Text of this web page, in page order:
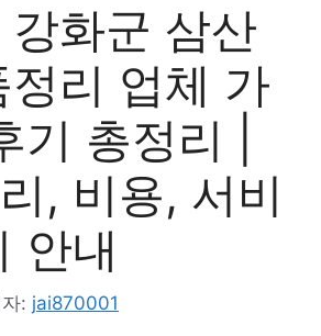
강화군 삼산
정리 업체 가
기 총정리 |
, 비용, 서비
안내
: jai870001